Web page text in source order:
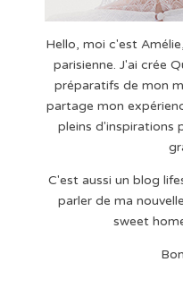
Hello, moi c'est
parisienne. J'ai crée
préparatifs de mon
partage mon
pleins d'inspirations
C'est aussi un blog
parler de ma
sweet